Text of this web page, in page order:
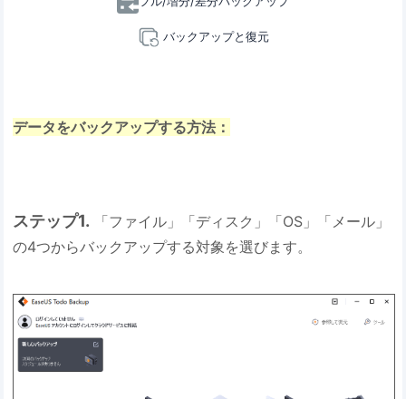
バックアップと復元
データをバックアップする方法：
ステップ1. 「ファイル」「ディスク」「OS」「メール」
の4つからバックアップする対象を選びます。